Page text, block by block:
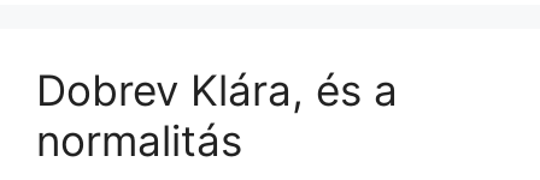
Dobrev Klára, és a
normalitás